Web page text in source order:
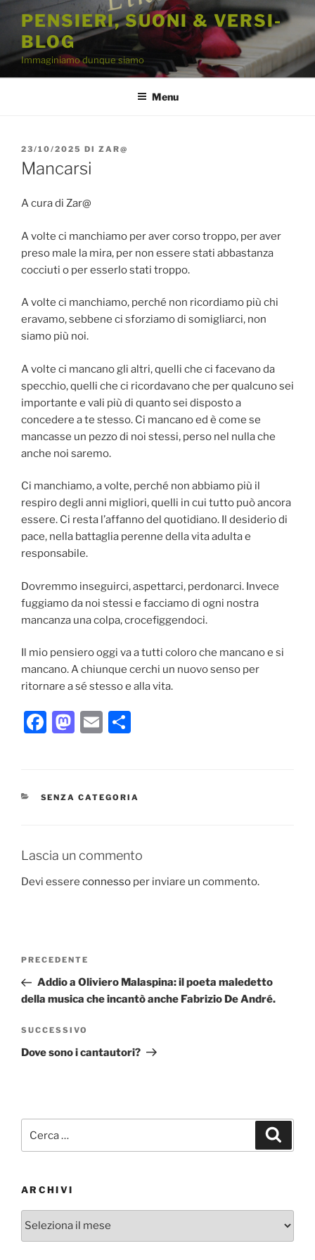
contenuto
PENSIERI, SUONI & VERSI-
BLOG
Immaginiamo dunque siamo
Menu
PUBBLICATO
IL
23/10/2025 DI ZAR@
Mancarsi
A cura di Zar@
A volte ci manchiamo per aver corso troppo, per aver
preso male la mira, per non essere stati abbastanza
cocciuti o per esserlo stati troppo.
A volte ci manchiamo, perché non ricordiamo più chi
eravamo, sebbene ci sforziamo di somigliarci, non
siamo più noi.
A volte ci mancano gli altri, quelli che ci facevano da
specchio, quelli che ci ricordavano che per qualcuno sei
importante e vali più di quanto sei disposto a
concedere a te stesso. Ci mancano ed è come se
mancasse un pezzo di noi stessi, perso nel nulla che
anche noi saremo.
Ci manchiamo, a volte, perché non abbiamo più il
respiro degli anni migliori, quelli in cui tutto può ancora
essere. Ci resta l’affanno del quotidiano. Il desiderio di
pace, nella battaglia perenne della vita adulta e
responsabile.
Dovremmo inseguirci, aspettarci, perdonarci. Invece
fuggiamo da noi stessi e facciamo di ogni nostra
mancanza una colpa, crocefiggendoci.
Il mio pensiero oggi va a tutti coloro che mancano e si
mancano. A chiunque cerchi un nuovo senso per
ritornare a sé stesso e alla vita.
F
e
o
k
M
o
n
E
l
di
CATEGORIE
SENZA CATEGORIA
Lascia un commento
Devi essere connesso per inviare un commento.
Navigazione
Articolo
precedente:
PRECEDENTE
Addio a Oliviero Malaspina: il poeta maledetto
della musica che incantò anche Fabrizio De André.
Articolo
successivo
SUCCESSIVO
Dove sono i cantautori?
ARCHIVI
Archivi